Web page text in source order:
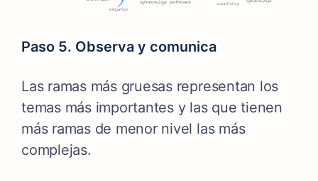
Paso 5. Observa y comunica
Las ramas más gruesas representan los
temas más importantes y las que tienen
más ramas de menor nivel las más
complejas.